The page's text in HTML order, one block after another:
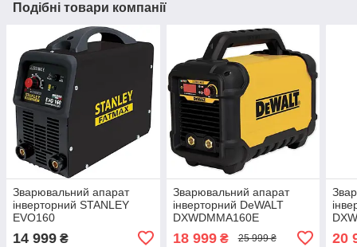
Подібні товари компанії
Зварювальний апарат
інверторний STANLEY
EVO160
14 999 ₴
Зварювальний апарат
інверторний DeWALT
DXWDMMA160E
18 999₴ 25 999 ₴ 20